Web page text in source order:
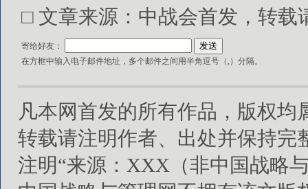
□ 文章来源：中战会首发，转载
寄给好友：
在方框中输入电子邮件地址，多个邮件之间用半角逗号（,）分隔。
凡本网首发的所有作品，版权
转载请注明作者、出处并保持完
注明“来源：XXX（非中国战略